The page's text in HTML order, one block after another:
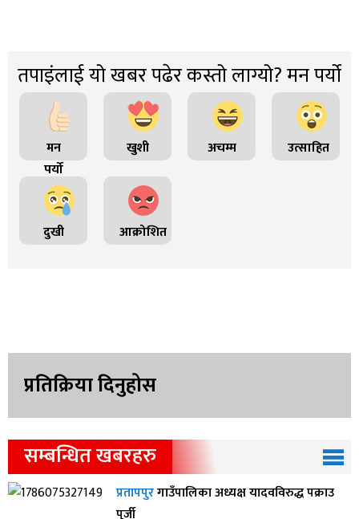
तपाइंलाई यो खबर पढेर कस्तो लाग्यो? मन पर्यो
मन
पर्यो
खुशी अचम्म उत्साहित
दुखी आक्रोशित
प्रतिक्रिया दिनुहोस
सम्बन्धित खबरहरु
प्रतापपुरगाउँपालिका अध्यक्ष यादवविरुद्ध पक्राउ
पुर्जी